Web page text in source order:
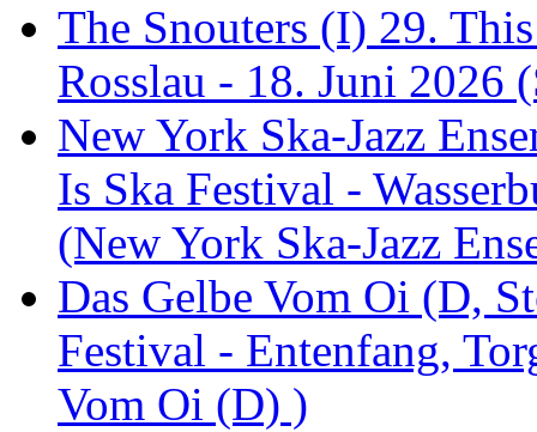
The Snouters (I) 29.
Rosslau - 18. Juni 2026
New York Ska-Jazz
Is Ska Festival -
(New York Ska-Jazz
Das Gelbe Vom Oi (D,
Festival - Entenfang,
Vom Oi (D) )